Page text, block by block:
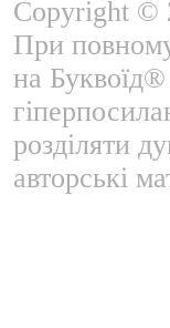
Copyright ©
При
на Буквоїд®
розділяти
авторські